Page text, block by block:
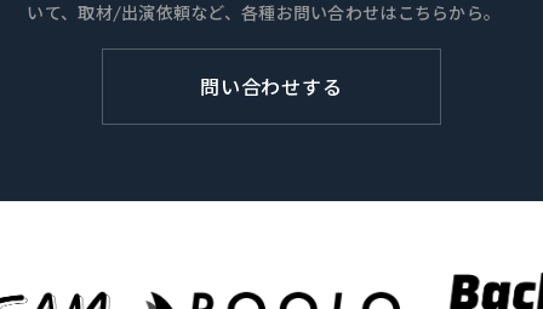
いて、取材/出演依頼など、各種お問い合わせはこちらから。
問い合わせする